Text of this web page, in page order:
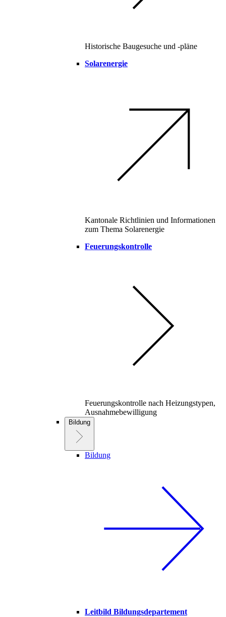
Historische Baugesuche und -pläne
Solarenergie
Kantonale Richtlinien und Informationen
zum Thema Solarenergie
Feuerungskontrolle
Feuerungskontrolle nach Heizungstypen,
Ausnahmebewilligung
Bildung
Bildung
Leitbild Bildungsdepartement